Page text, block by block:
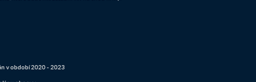
v období 2020 - 2023